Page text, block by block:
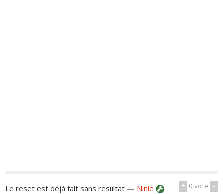
+ 0vote -
Le reset est déjà fait sans resultat — Ninie